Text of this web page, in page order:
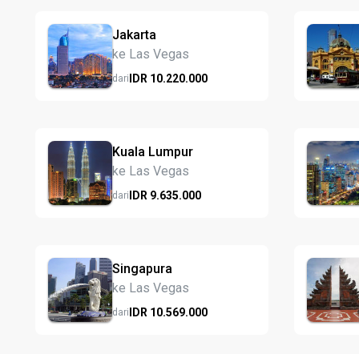
Jakarta
ke Las Vegas
dariIDR 10.220.000
Kuala Lumpur
ke Las Vegas
dariIDR 9.635.000
Singapura
ke Las Vegas
dariIDR 10.569.000